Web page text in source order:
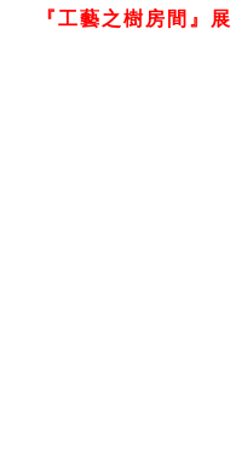
『工藝之樹房間』